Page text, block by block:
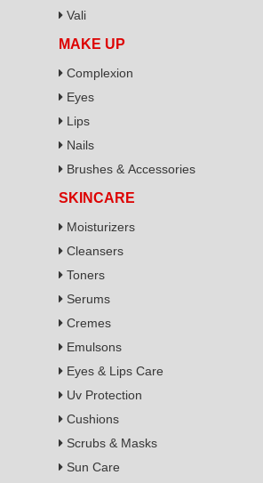
Vali
MAKE UP
Complexion
Eyes
Lips
Nails
Brushes & Accessories
SKINCARE
Moisturizers
Cleansers
Toners
Serums
Cremes
Emulsons
Eyes & Lips Care
Uv Protection
Cushions
Scrubs & Masks
Sun Care